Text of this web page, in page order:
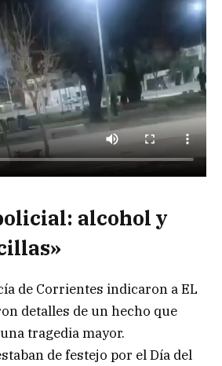
alcohol y
de Corrientes indicaron a EL
detalles de un hecho que
tragedia mayor.
de festejo por el Día del